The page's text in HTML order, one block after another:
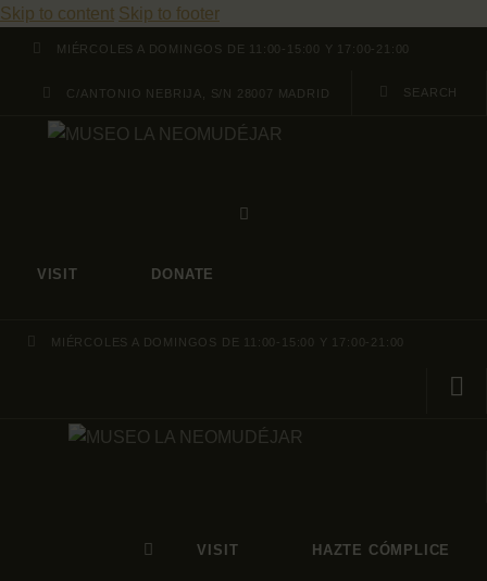
Skip to content Skip to footer
MIÉRCOLES A DOMINGOS DE 11:00-15:00 Y 17:00-21:00
C/ANTONIO NEBRIJA, S/N 28007 MADRID
VISIT DONATE
MIÉRCOLES A DOMINGOS DE 11:00-15:00 Y 17:00-21:00
VISIT HAZTE CÓMPLICE